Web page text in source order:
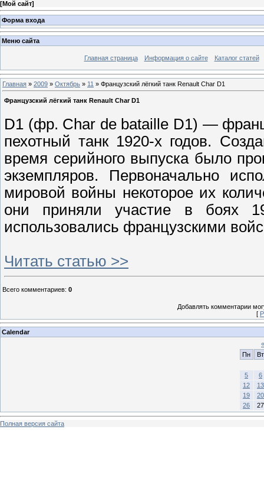
[Мой сайт]
Форма входа
Меню сайта
Главная страница Информация о сайте Каталог статей
Главная » 2009 » Октябрь » 11 » Французский лёгкий танк Renault Char D1
Французский лёгкий танк Renault Char D1
D1 (фр. Char de bataille D1) —
пехотный танк 1920-х годов.
время серийного выпуска было
экземпляров. Первоначально
мировой войны некоторое их
они приняли участие в боях
использовались французскими
Читать статью >>
Всего комментариев: 0
Добавлять комментарии
[
Calendar
«
Пн
Вт
5
6
12
13
19
20
26
27
Полная версия сайта